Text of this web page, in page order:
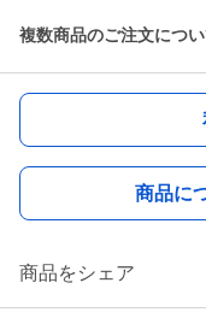
複数商品のご注文につ
商品に
商品をシェア